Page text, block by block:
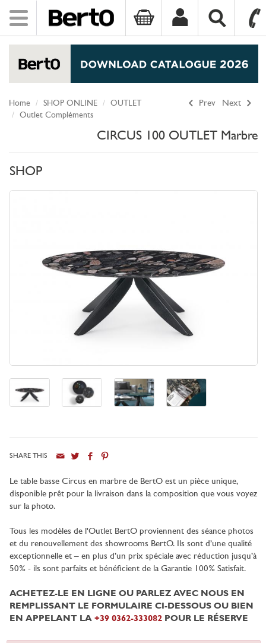
Toggle
navigation
Prev Next
Home SHOP ONLINE
OUTLET
Outlet Compléments
CIRCUS 100 OUTLET Marbre
SHOP
SHARE THIS
Le table basse Circus en marbre de BertO est un pièce unique,
disponible prêt pour la livraison dans la composition que vous voyez
sur la photo.
Tous les modèles de l'Outlet BertO proviennent des séance photos
et du renouvellement des showrooms BertO. Ils sont d’une qualité
exceptionnelle et – en plus d’un prix spéciale avec réduction jusqu’à
50% - ils sont parfaits et bénéficient de la Garantie 100% Satisfait.
ACHETEZ-LE EN LIGNE OU PARLEZ AVEC NOUS EN
REMPLISSANT LE FORMULAIRE CI-DESSOUS OU BIEN
EN APPELANT LA +39 0362-333082 POUR LE RÉSERVE